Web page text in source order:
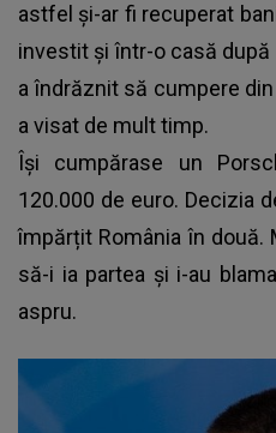
astfel și-ar fi recuperat
investit și într-o casă
a îndrăznit să cumpere
a visat de mult timp.
Își cumpărase un
120.000 de euro. Decizia
împărțit România în două.
să-i ia partea și i-au
aspru.